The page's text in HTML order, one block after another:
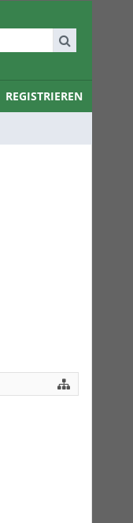
REGISTRIEREN